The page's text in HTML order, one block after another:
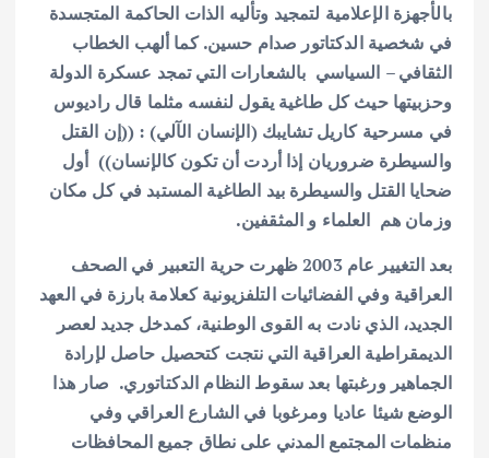
بالأجهزة الإعلامية لتمجيد وتأليه الذات الحاكمة المتجسدة
في شخصية الدكتاتور صدام حسين. كما ألهب الخطاب
الثقافي – السياسي بالشعارات التي تمجد عسكرة الدولة
وحزبيتها حيث كل طاغية يقول لنفسه مثلما قال راديوس
في مسرحية كاريل تشايبك (الإنسان الآلي) : ((إن القتل
والسيطرة ضروريان إذا أردت أن تكون كالإنسان)) أول
ضحايا القتل والسيطرة بيد الطاغية المستبد في كل مكان
وزمان هم العلماء و المثقفين.
بعد التغيير عام 2003 ظهرت حرية التعبير في الصحف
العراقية وفي الفضائيات التلفزيونية كعلامة بارزة في العهد
الجديد، الذي نادت به القوى الوطنية، كمدخل جديد لعصر
الديمقراطية العراقية التي نتجت كتحصيل حاصل لإرادة
الجماهير ورغبتها بعد سقوط النظام الدكتاتوري. صار هذا
الوضع شيئا عاديا ومرغوبا في الشارع العراقي وفي
منظمات المجتمع المدني على نطاق جميع المحافظات